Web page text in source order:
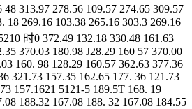
313.97 278.56 109.57 274.65 309.57
18 269.16 103.38 265.16 303.3 269.16
时0 372.49 132.18 330.48 161.63
370.03 180.98 J28.29 160 57 370.00
160. 98 128.29 160.57 362.63 377.36
321.73 157.35 162.65 177. 36 121.73
157.1621 5121-5 189.5T 168. 19
188.32 167.08 188. 32 167.08 184.55